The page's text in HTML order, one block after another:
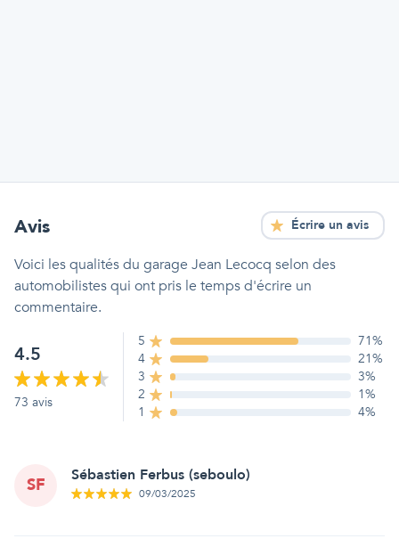
Avis Écrire un avis
Voici les qualitésdu garage Jean Lecocq selon des
automobilistes qui ont pris le temps d'écrire un
commentaire.
4.5
73 avis
5 71%
4
21%
3
3%
2
1%
1
4%
SF Sébastien Ferbus (seboulo)
09/03/2025